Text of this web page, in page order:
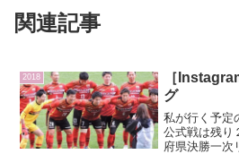
関連記事
2018
［
グ
私が行く予定
公式戦は残り
府県決勝一次